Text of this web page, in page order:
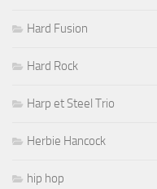
Hard Fusion
Hard Rock
Harp et Steel Trio
Herbie Hancock
hip hop